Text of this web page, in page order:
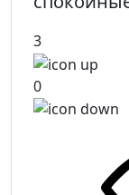
3
0